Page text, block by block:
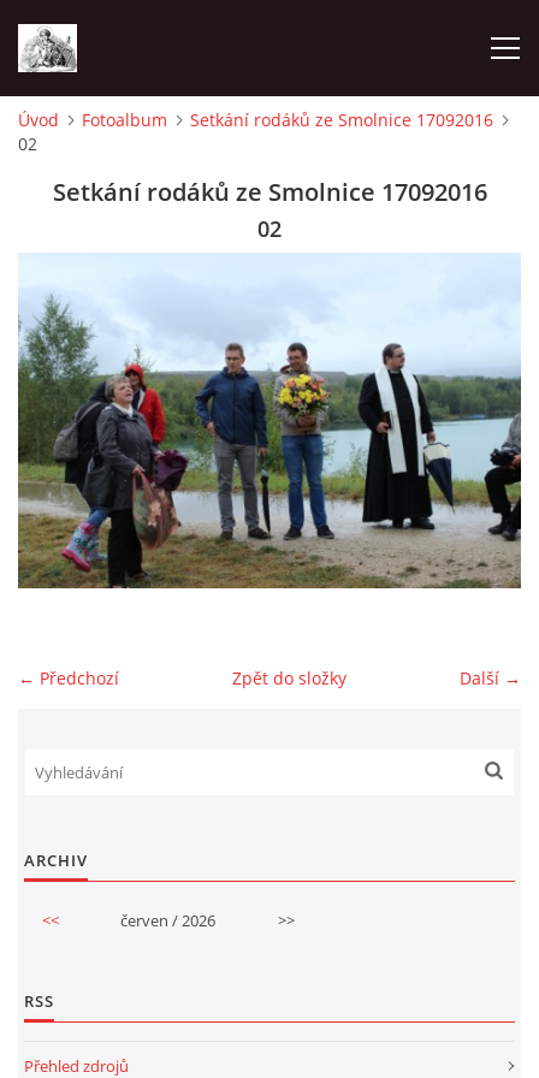
ÚVOD
PRAVIDELNÉ AKCE
KONTAKT
KOSTELY CHODOVSKÉ FARNOSTI
FOTOALBUM
GDPR
Úvod Fotoalbum
Setkání rodáků ze Smolnice 17092016
02
Setkání rodáků ze Smolnice 17092016
02
← Předchozí Další →
Zpět do složky
ARCHIV
<< červen / 2026 >>
RSS
Přehled zdrojů